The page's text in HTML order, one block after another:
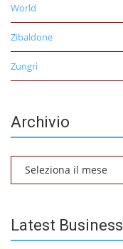
World
Zibaldone
Zungri
Archivio
Archivio
Latest Business